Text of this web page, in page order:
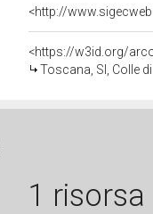
<http://
<https://w3id.org/
Toscana, SI, Colle
1 risorsa